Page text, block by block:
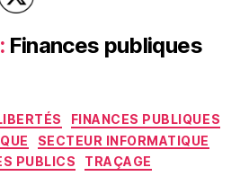
Finances publiques
Catégories
FINANCES PUBLIQUES
SECTEUR INFORMATIQUE
PUBLICS
TRAÇAGE